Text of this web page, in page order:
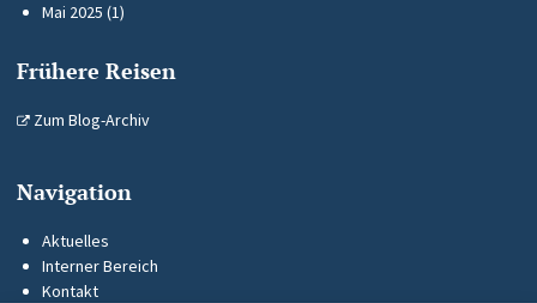
Mai 2025 (1)
Frühere Reisen
Zum Blog-Archiv
Navigation
Aktuelles
Interner Bereich
Kontakt